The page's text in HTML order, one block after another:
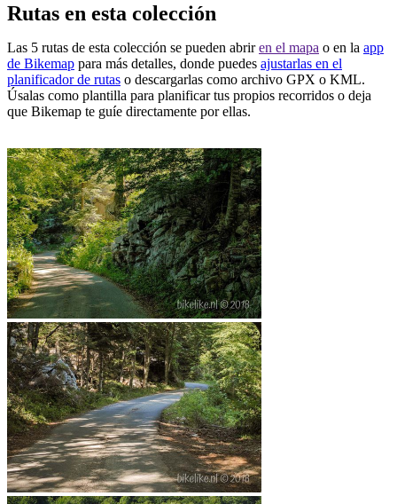
Rutas en esta colección
Las 5 rutas de esta colección se pueden abriren el mapa o en la app
de Bikemap para más detalles, donde puedes ajustarlas en el
planificador de rutas o descargarlas como archivo GPX o KML.
Úsalas como plantilla para planificar tus propios recorridos o deja
que Bikemap te guíe directamente por ellas.